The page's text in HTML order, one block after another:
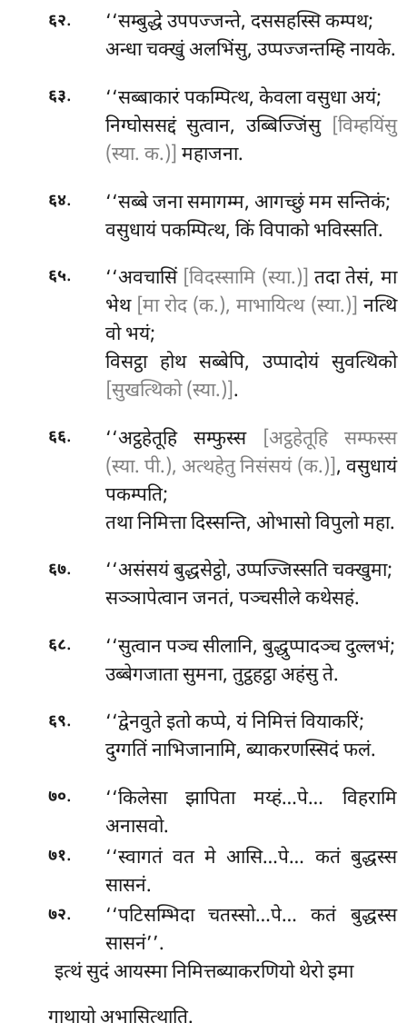
६२.
‘‘सम्बुद्धे उपपज्जन्ते, दससहस्सि कम्पथ;
अन्धा चक्खुं अलभिंसु, उप्पज्जन्तम्हि नायके.
६३. ‘‘सब्बाकारंपकम्पित्थ, केवला वसुधा अयं;
निग्घोससद्दं सुत्वान, उब्बिज्जिंसु [विम्हयिंसु
(स्या. क.)] महाजना.
६४.
‘‘सब्बे जना समागम्म, आगच्छुं मम सन्तिकं;
वसुधायं पकम्पित्थ, किं विपाको भविस्सति.
६५. ‘‘अवचासिं [विदस्सामि (स्या.)] तदा तेसं, मा
भेथ [मा रोद (क.), माभायित्थ (स्या.)] नत्थि
वो भयं;
विसट्ठा होथ सब्बेपि, उप्पादोयं सुवत्थिको
[सुखत्थिको (स्या.)].
६६. ‘‘अट्ठहेतूहि सम्फुस्स
[अट्ठहेतूहि सम्फस्स
(स्या. पी.), अत्थहेतु निसंसयं (क.)], वसुधायं
पकम्पति;
तथा निमित्ता दिस्सन्ति, ओभासो विपुलो महा.
६७.
‘‘असंसयं बुद्धसेट्ठो, उप्पज्जिस्सति चक्खुमा;
सञ्ञापेत्वान जनतं, पञ्चसीले कथेसहं.
६८. ‘‘सुत्वानपञ्च सीलानि, बुद्धुप्पादञ्च दुल्लभं;
उब्बेगजाता सुमना, तुट्ठहट्ठा अहंसु ते.
६९.
‘‘द्वेनवुते इतो कप्पे, यं निमित्तं वियाकरिं;
दुग्गतिं नाभिजानामि, ब्याकरणस्सिदं फलं.
७०. ‘‘किलेसाझापिता मय्हं…पे… विहरामि
अनासवो.
७१.
‘‘स्वागतं वत मे आसि…पे… कतं बुद्धस्स
सासनं.
७२.
‘‘पटिसम्भिदा चतस्सो…पे… कतं बुद्धस्स
सासनं’’.
इत्थं सुदं आयस्मा निमित्तब्याकरणियो थेरो इमा